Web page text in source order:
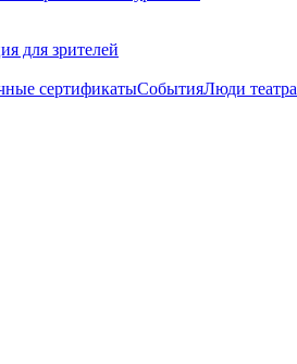
для зрителей
сертификатыСобытияЛюди театра